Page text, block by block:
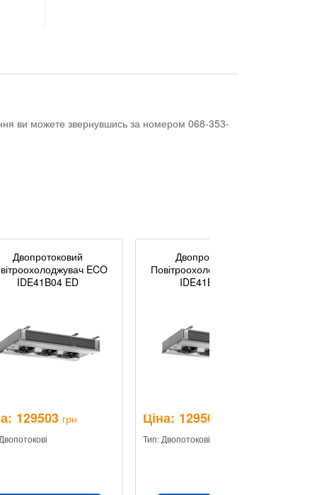
ви можете звернувшись за номером 068-353-
Двопротоковий
ECO
IDE41B04 ED
129503 грн
Двопротоковий
Повітроохолоджувач ECO
IDE41B07 ED
Ціна: 129503
Тип: Двопотокові